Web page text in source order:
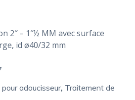
2″ – 1″½ MM avec surface
id ø40/32 mm
adoucisseur, Traitement de